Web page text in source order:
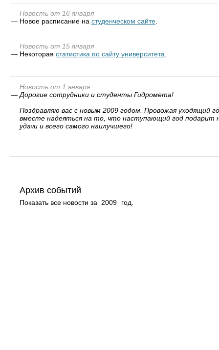
Новость от 16 января
— Новое расписание на студенческом сайте.
Новость от 15 января
— Некоторая статистика по сайту университета
Новость от 1 января
— Дорогие сотрудники и студенты Гидромета!
Поздравляю вас с новым 2009 годом. Провожая
вместе надеяться на то, что наступающий год подарит
удачи и всего самого наилучшего!
Архив событий
Показать все новости за 2009 год.